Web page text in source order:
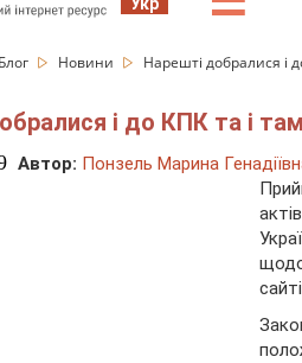
Блог Новини Нарешті добралися і
і до КПК та і
Автор: Понзель Марина
сайті